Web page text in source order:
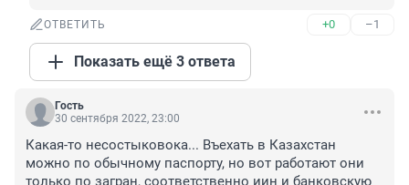
ОТВЕТИТЬ +0 –1
Показать ещё 3 ответа
Гость
30 сентября 2022, 23:00
Какая-то несостыковока... Въехать в Казахстан
можно по обычному паспорту, но вот работают они
только по загран, соответственно иин и банковскую